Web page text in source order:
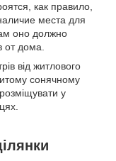
как правило,
места для
оно должно
от дома.
від житлового
сонячному
у